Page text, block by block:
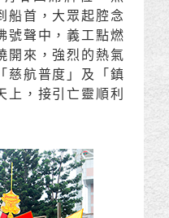
船首，大眾起腔念
號聲中，義工點燃
開來，強烈的熱氣
慈航普度」及「鎮
上，接引亡靈順利